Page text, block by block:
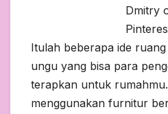
Dmitry
Itulah beberapa ide
ungu yang bisa para
terapkan untuk
menggunakan furnitur